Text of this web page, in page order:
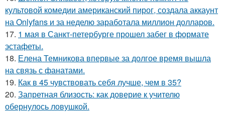
культовой комедии американский пирог, создала аккаунт
на Onlyfans и за неделю заработала миллион долларов.
17. 1 мая в Санкт-петербурге прошел забег в формате
эстафеты.
18. Елена Темникова впервые за долгое время вышла
на связь с фанатами.
19. Как в 45 чувствовать себя лучше, чем в 35?
20. Запретная близость: как доверие к учителю
обернулось ловушкой.